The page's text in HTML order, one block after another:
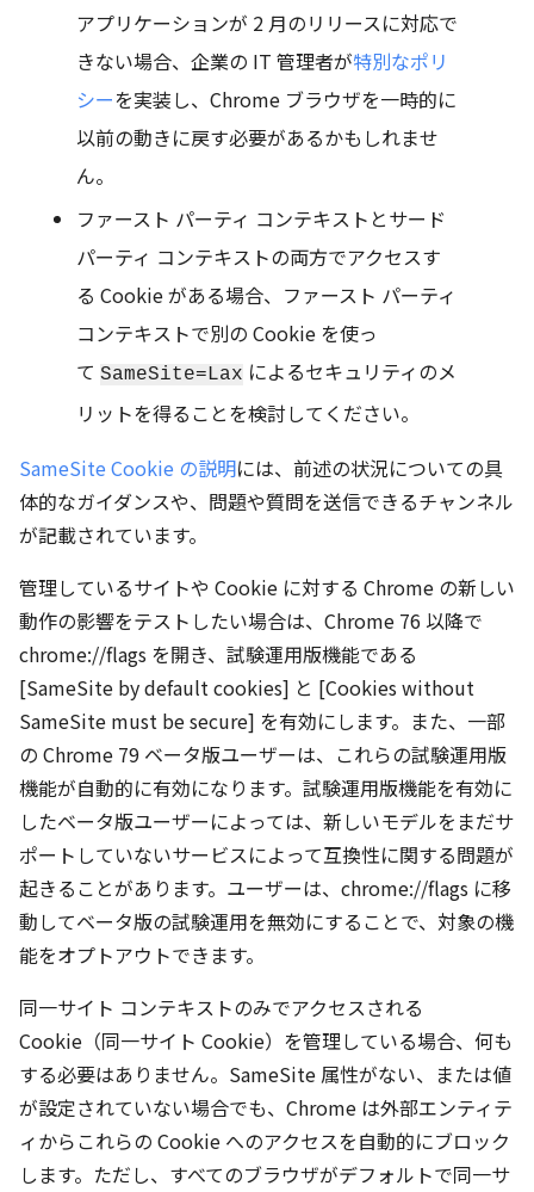
アプリケーションが 2 月のリリースに対応で
きない場合、企業の IT 管理者が特別なポリ
シーを実装し、Chrome ブラウザを一時的に
以前の動きに戻す必要があるかもしれませ
ん。
ファースト パーティ コンテキストとサード
パーティ コンテキストの両方でアクセスす
る Cookie がある場合、ファースト パーティ
コンテキストで別の Cookie を使っ
て SameSite=Lax によるセキュリティのメ
リットを得ることを検討してください。
SameSite Cookie の説明には、前述の状況についての具
体的なガイダンスや、問題や質問を送信できるチャンネル
が記載されています。
管理しているサイトや Cookie に対する Chrome の新しい
動作の影響をテストしたい場合は、Chrome 76 以降で
chrome://flags を開き、試験運用版機能である
[SameSite by default cookies] と [Cookies without
SameSite must be secure] を有効にします。また、一部
の Chrome 79 ベータ版ユーザーは、これらの試験運用版
機能が自動的に有効になります。試験運用版機能を有効に
したベータ版ユーザーによっては、新しいモデルをまだサ
ポートしていないサービスによって互換性に関する問題が
起きることがあります。ユーザーは、chrome://flags に移
動してベータ版の試験運用を無効にすることで、対象の機
能をオプトアウトできます。
同一サイト コンテキストのみでアクセスされる
Cookie（同一サイト Cookie）を管理している場合、何も
する必要はありません。SameSite 属性がない、または値
が設定されていない場合でも、Chrome は外部エンティテ
ィからこれらの Cookie へのアクセスを自動的にブロック
します。ただし、すべてのブラウザがデフォルトで同一サ